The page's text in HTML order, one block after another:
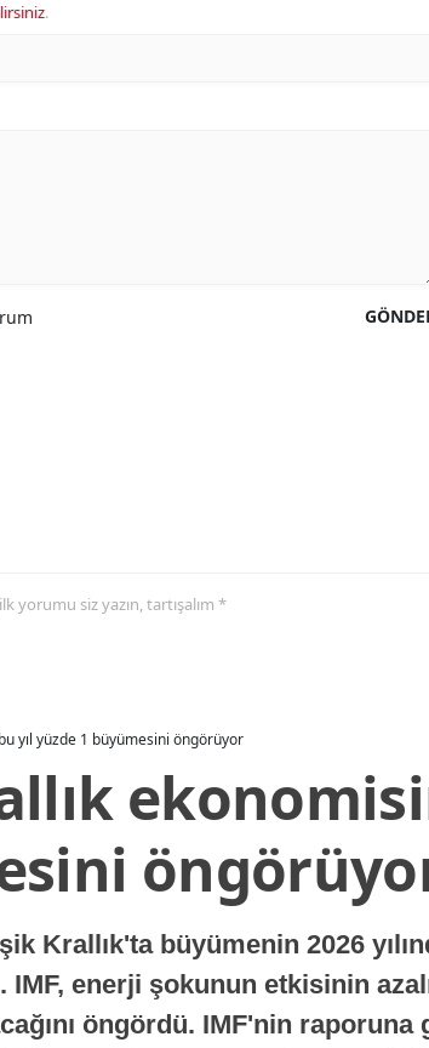
.
yorumu siz yazın, tartışalım *
yıl yüzde 1 büyümesini öngörüyor
Krallık'ta büyümenin 2026
IMF, enerji şokunun etkisinin
öngördü. IMF'nin raporuna